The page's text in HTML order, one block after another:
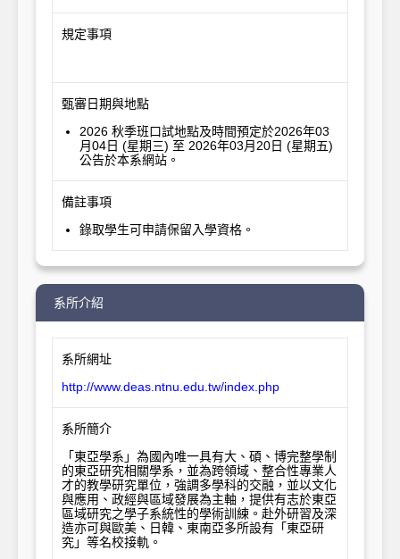
規定事項
甄審日期與地點
2026 秋季班口試地點及時間預定於2026年03
月04日 (星期三) 至 2026年03月20日 (星期五)
公告於本系網站。
備註事項
錄取學生可申請保留入學資格。
系所介紹
系所網址
http://www.deas.ntnu.edu.tw/index.php
系所簡介
「東亞學系」為國內唯一具有大、碩、博完整學制
的東亞研究相關學系，並為跨領域、整合性專業人
才的教學研究單位，強調多學科的交融，並以文化
與應用、政經與區域發展為主軸，提供有志於東亞
區域研究之學子系統性的學術訓練。赴外研習及深
造亦可與歐美、日韓、東南亞多所設有「東亞研
究」等名校接軌。